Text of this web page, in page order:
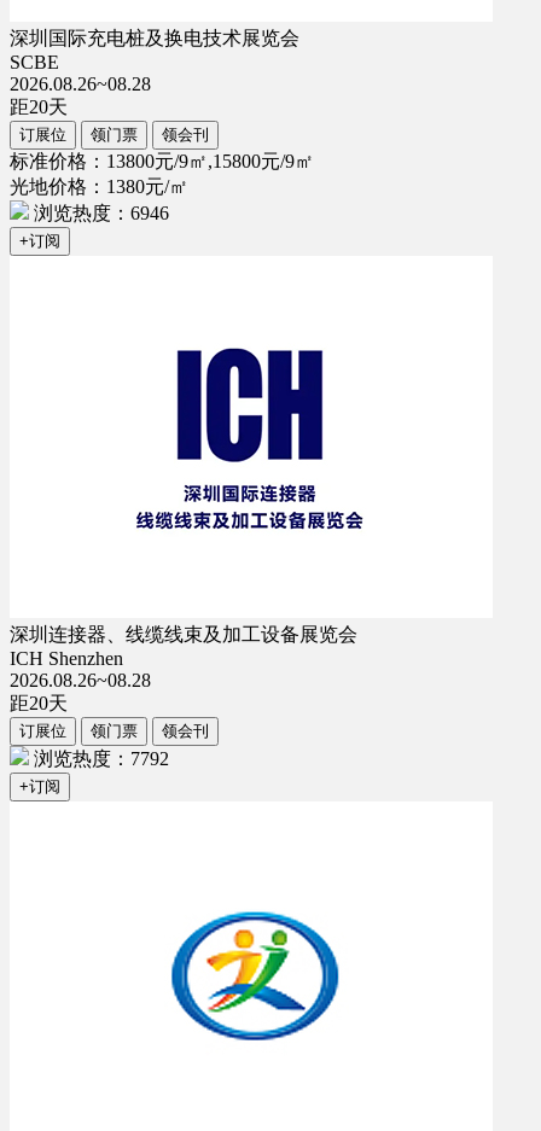
深圳国际充电桩及换电技术展览会
SCBE
2026.08.26~08.28
距20天
订展位 领门票 领会刊
标准价格：13800元/9㎡,15800元/9㎡
光地价格：1380元/㎡
浏览热度：6946
+订阅
深圳连接器、线缆线束及加工设备展览会
ICH Shenzhen
2026.08.26~08.28
距20天
订展位 领门票 领会刊
浏览热度：7792
+订阅